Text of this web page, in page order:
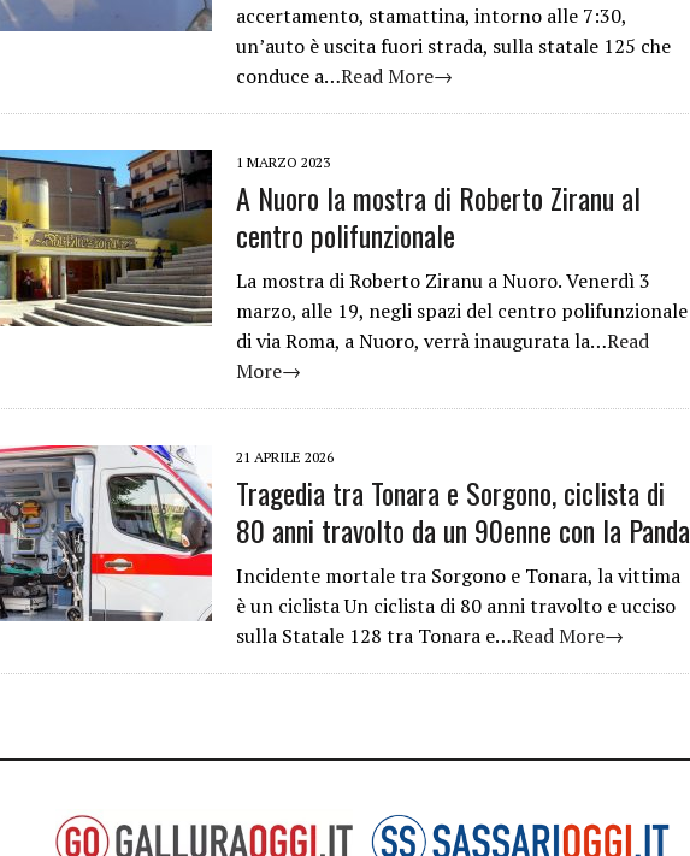
accertamento, stamattina, intorno alle 7:30,
un’auto è uscita fuori strada, sulla statale 125 che
conduce a…Read More→
1 MARZO 2023
A Nuoro la mostra di Roberto Ziranu al
centro polifunzionale
La mostra di Roberto Ziranu a Nuoro. Venerdì 3
marzo, alle 19, negli spazi del centro polifunzionale
di via Roma, a Nuoro, verrà inaugurata la…Read
More→
21 APRILE 2026
Tragedia tra Tonara e Sorgono, ciclista di
80 anni travolto da un 90enne con la Panda
Incidente mortale tra Sorgono e Tonara, la vittima
è un ciclista Un ciclista di 80 anni travolto e ucciso
sulla Statale 128 tra Tonara e…Read More→